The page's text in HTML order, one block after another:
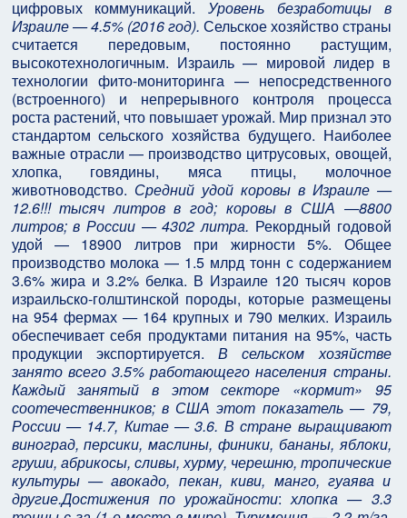
цифровых коммуникаций. Уровень безработицы в
Израиле — 4.5% (2016 год). Сельское хозяйство страны
считается передовым, постоянно растущим,
высокотехнологичным. Израиль — мировой лидер в
технологии фито-мониторинга — непосредственного
(встроенного) и непрерывного контроля процесса
роста растений, что повышает урожай. Мир признал это
стандартом сельского хозяйства будущего. Наиболее
важные отрасли — производство цитрусовых, овощей,
хлопка, говядины, мяса птицы, молочное
животноводство. Средний удой коровы в Израиле —
12.6!!! тысяч литров в год; коровы в США —8800
литров; в России — 4302 литра. Рекордный годовой
удой — 18900 литров при жирности 5%. Общее
производство молока — 1.5 млрд тонн с содержанием
3.6% жира и 3.2% белка. В Израиле 120 тысяч коров
израильско-голштинской породы, которые размещены
на 954 фермах —164 крупных и 790 мелких. Израиль
обеспечивает себя продуктами питания на 95%, часть
продукции экспортируется. В сельском хозяйстве
занято всего 3.5% работающего населения страны.
Каждый занятый в этом секторе «кормит» 95
соотечественников; в США этот показатель — 79,
России — 14.7, Китае — 3.6. В стране выращивают
виноград, персики, маслины, финики, бананы, яблоки,
груши, абрикосы, сливы, хурму, черешню, тропические
культуры — авокадо, пекан, киви, манго, гуаява и
другие.Достижения по урожайности:хлопка — 3.3